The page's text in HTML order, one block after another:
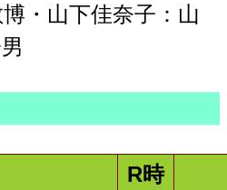
・山下佳奈子：山
R時